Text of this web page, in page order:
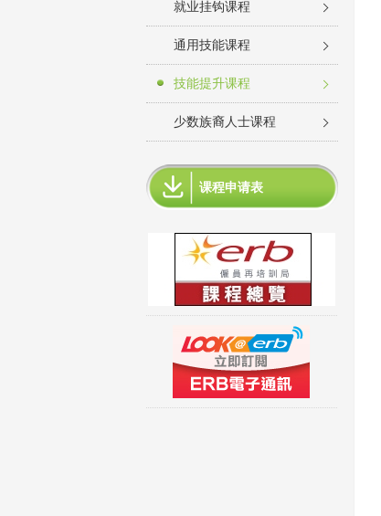
就业挂钩课程
通用技能课程
技能提升课程
少数族裔人士课程
课程申请表